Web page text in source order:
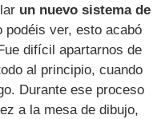
un nuevo sistema de
ver, esto acabó
difícil apartarnos de
al principio, cuando
Durante ese proceso
a la mesa de dibujo,